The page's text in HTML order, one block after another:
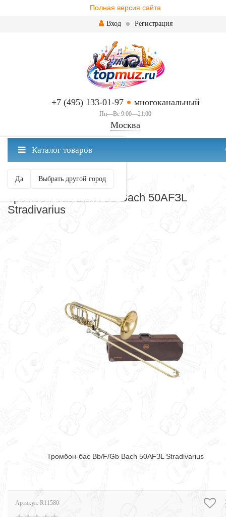
Полная версия сайта
Вход Регистрация
+7 (495) 133-01-97 многоканальный
Пн—Вс 9:00—21:00
Москва
Москва ваш город?
Да Выбрать другой город
Каталог товаров
ТРОМБОНЫ
Тромбон-бас Bb/F/Gb Bach 50AFЗL
Stradivarius
Тромбон-бас Bb/F/Gb Bach 50AFЗL Stradivarius
Артикул: R11580